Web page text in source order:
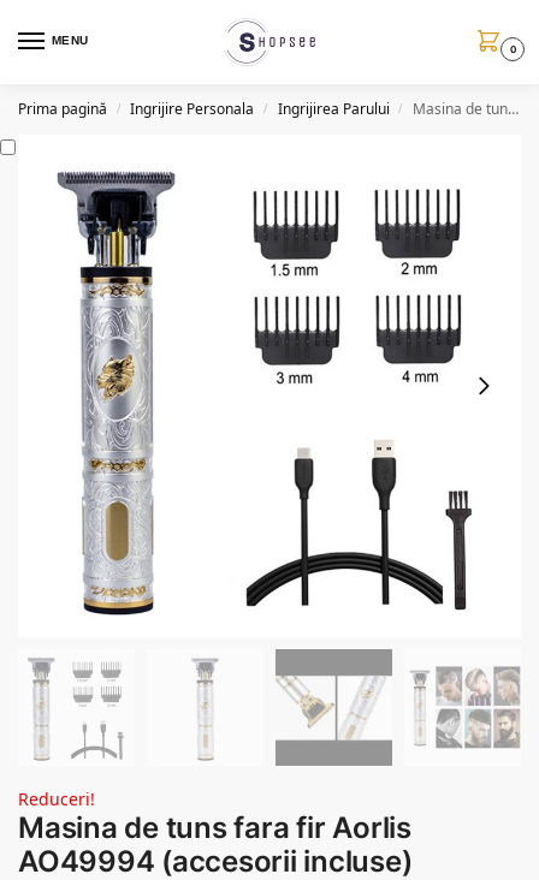
MENU
0
Prima pagină / Ingrijire Personala / Ingrijirea Parului / Masina de tuns fara fir Aorlis AO49994 (accesorii incluse)
Reduceri!
Masina de tuns fara fir Aorlis
AO49994 (accesorii incluse)